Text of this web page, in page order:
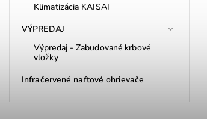
Klimatizácia KAISAI
VÝPREDAJ
Výpredaj - Zabudované krbové
vložky
Infračervené naftové ohrievače